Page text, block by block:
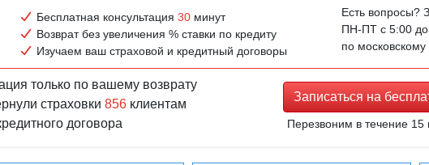
Бесплатная консультация30 минут
Возврат без увеличения % ставки по кредиту
Изучаем ваш страховой и кредитный договоры
Есть вопросы?
ПН-ПТ с 5:00
по
только по вашему возврату
страховки 856 клиентам
договора
Записаться на
Перезвоним в течение